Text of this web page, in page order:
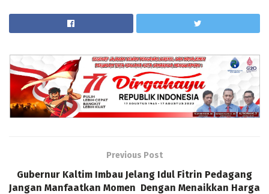
Previous Post
Gubernur Kaltim Imbau Jelang Idul Fitrin Pedagang
Jangan Manfaatkan Momen Dengan Menaikkan Harga